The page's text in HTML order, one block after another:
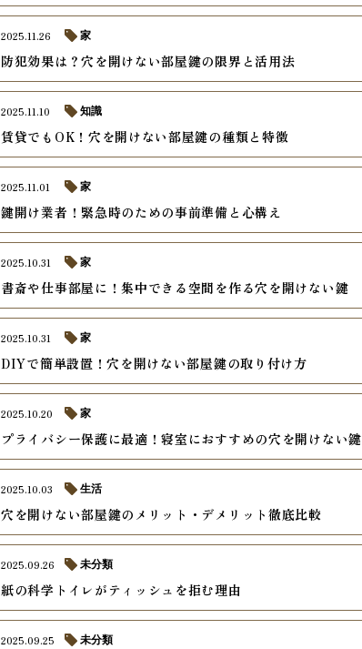
防犯効果は？穴を開けない部屋鍵の限界と活用法
2025.11.26 家
賃貸でもOK！穴を開けない部屋鍵の種類と特徴
2025.11.10 知識
鍵開け業者！緊急時のための事前準備と心構え
2025.11.01 家
書斎や仕事部屋に！集中できる空間を作る穴を開けない鍵
2025.10.31 家
DIYで簡単設置！穴を開けない部屋鍵の取り付け方
2025.10.31 家
プライバシー保護に最適！寝室におすすめの穴を開けない鍵
2025.10.20 家
穴を開けない部屋鍵のメリット・デメリット徹底比較
2025.10.03 生活
紙の科学トイレがティッシュを拒む理由
2025.09.26 未分類
2025.09.25 未分類